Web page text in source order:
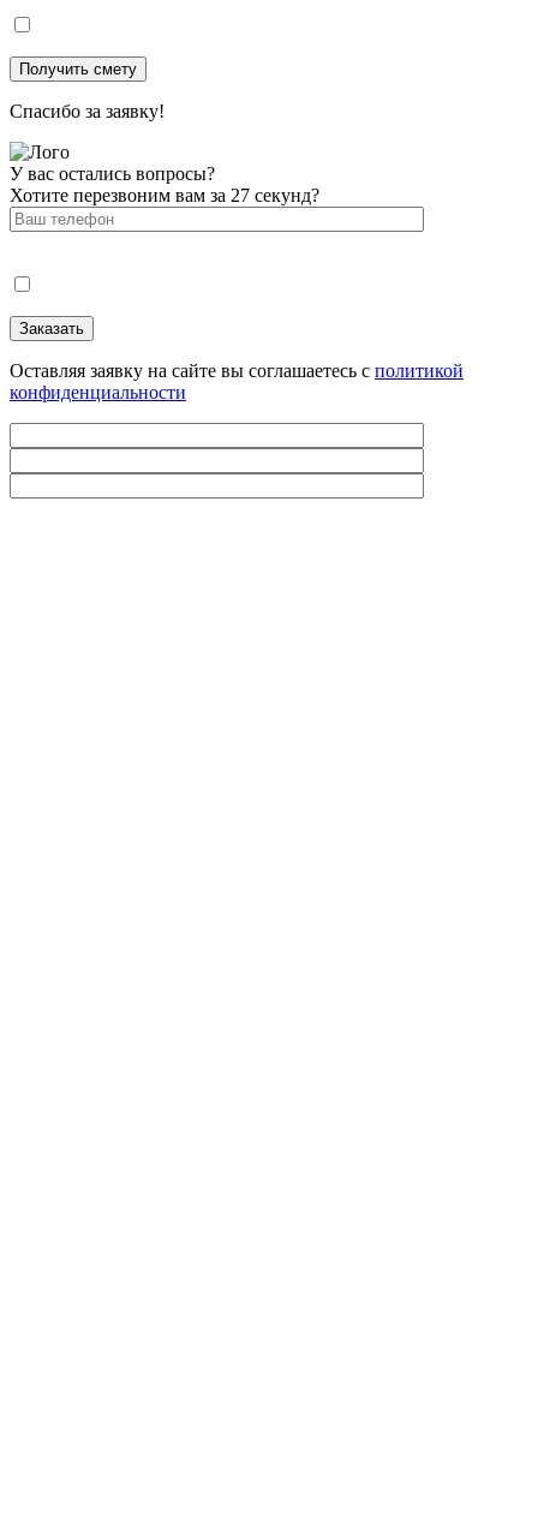
Спасибо за заявку!
У вас остались вопросы?
Хотите перезвоним вам за 27 секунд?
Оставляя заявку на сайте вы соглашаетесь с политикой
конфиденциальности